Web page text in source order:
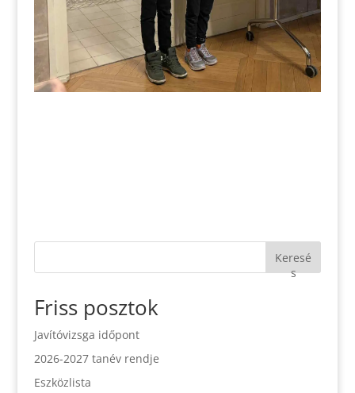
Keresé
s
Friss posztok
Javítóvizsga időpont
2026-2027 tanév rendje
Eszközlista